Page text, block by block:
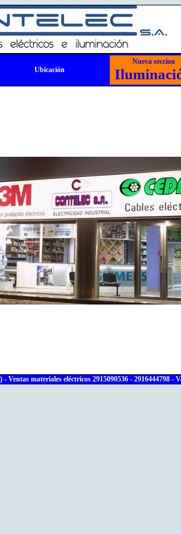
Ubicación
Nueva seccion
materiales eléctricos 2915090536 - 2916444798 -